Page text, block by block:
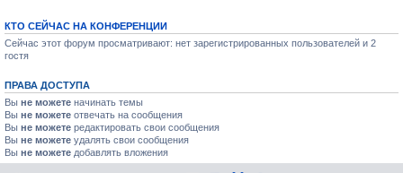
КТО СЕЙЧАС НА КОНФЕРЕНЦИИ
Сейчас этот форум просматривают: нет зарегистрированных пользователей и 2
гостя
ПРАВА ДОСТУПА
Вы не можете начинать темы
Вы не можете отвечать на сообщения
Вы не можете редактировать свои сообщения
Вы не можете удалять свои сообщения
Вы не можете добавлять вложения